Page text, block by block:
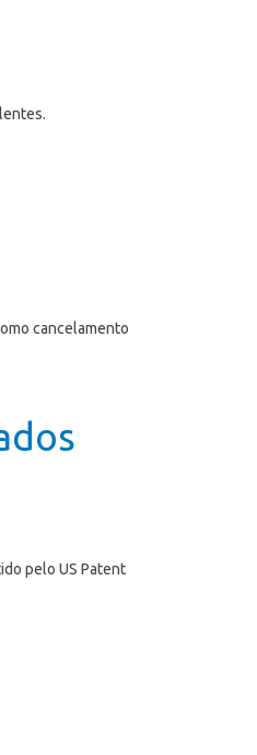
cancelamento
pelo US Patent